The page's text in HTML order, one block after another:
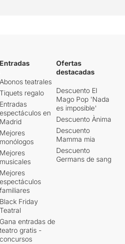
Entradas
Abonos teatrales
Tiquets regalo
Entradas
espectáculos en
Madrid
Mejores
monólogos
Mejores
musicales
Mejores
espectáculos
familiares
Black Friday
Teatral
Gana entradas de
teatro gratis -
concursos
Ofertas
destacadas
Descuento El
Mago Pop 'Nada
es imposible'
Descuento Ànima
Descuento
Mamma mia
Descuento
Germans de sang